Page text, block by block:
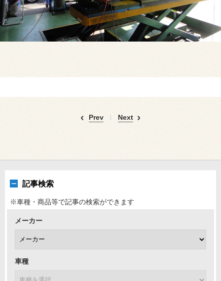
Prev Next
記事検索
※車種・商品等で記事の検索ができます
メーカー
車種